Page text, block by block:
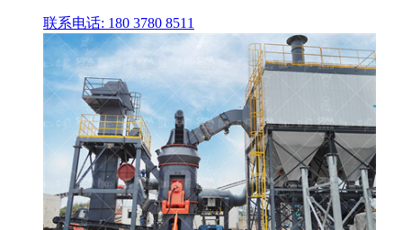
联系电话: 180 3780 8511